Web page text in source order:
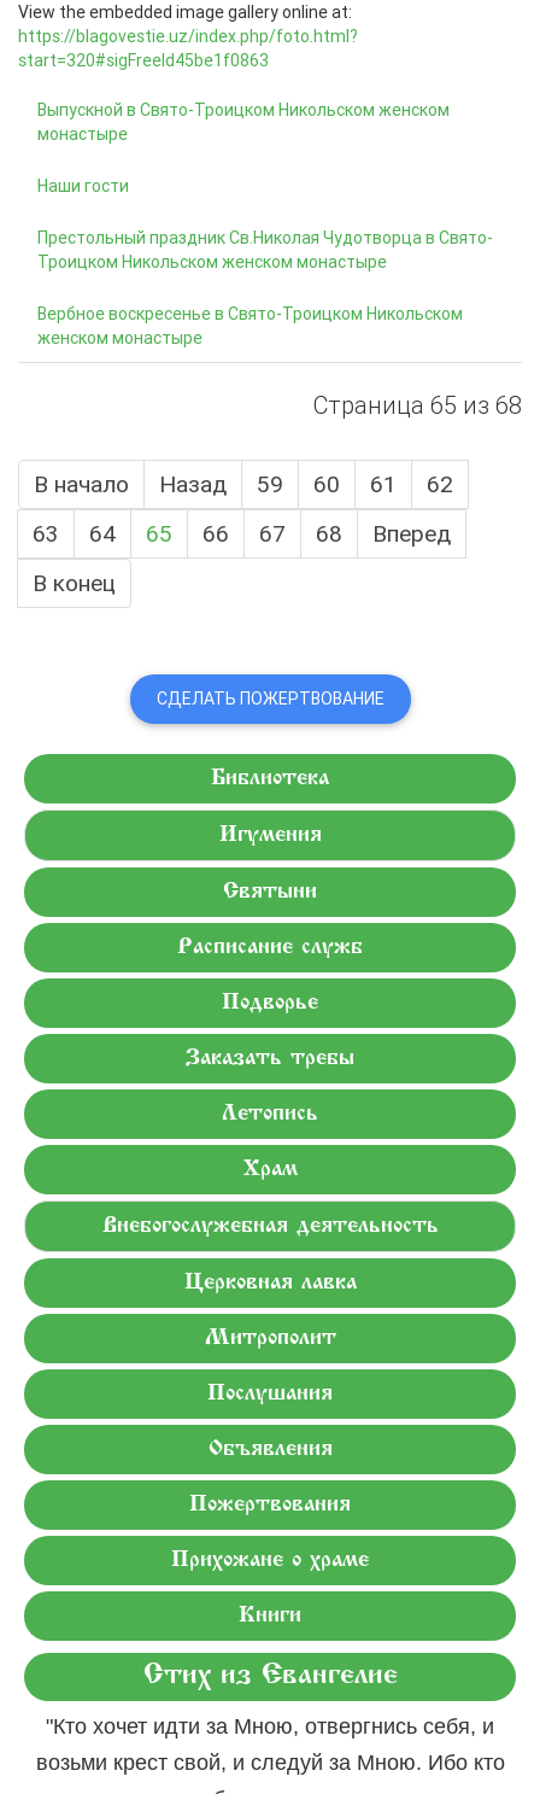
View the embedded image gallery online at:
https://blagovestie.uz/index.php/foto.html?
start=320#sigFreeId45be1f0863
Выпускной в Свято-Троицком Никольском женском
монастыре
Наши гости
Престольный праздник Св.Николая Чудотворца в Свято-
Троицком Никольском женском монастыре
Вербное воскресенье в Свято-Троицком Никольском
женском монастыре
Страница 65 из 68
В начало Назад 59 60 61
62
63
64 65 66 67 68
Вперед
В конец
СДЕЛАТЬ ПОЖЕРТВОВАНИЕ
Библиотека
Игумения
Святыни
Расписание служб
Подворье
Заказать требы
Летопись
Храм
Внебогослужебная деятельность
Церковная лавка
Митрополит
Послушания
Объявления
Пожертвования
Прихожане о храме
Книги
Стих из Евангелие
"Кто хочет идти за Мною, отвергнись себя, и
возьми крест свой, и следуй за Мною. Ибо кто